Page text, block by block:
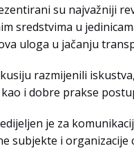
su najvažniji
sredstvima u
uloga u jačanju
razmijenili
i dobre prakse
je za
subjekte i